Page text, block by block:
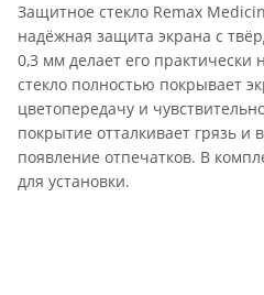
Защитное стекло Remax
надёжная защита экрана с
0,3 мм делает его практически
стекло полностью покрывает
цветопередачу и
покрытие отталкивает грязь и
появление отпечатков. В
для установки.